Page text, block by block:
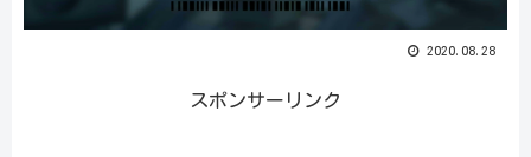
2020.08.28
スポンサーリンク